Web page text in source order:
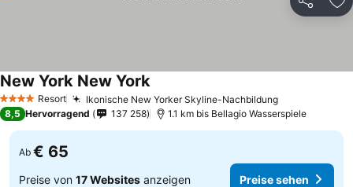
Teilen
4 Sterne Resort Ikonische New Yorker Skyline-Nachbildung
New York New York
8,5 Hervorragend 137 258 1.1 km bis Bellagio Wasserspiele
Ab € 65
Preise von 17 Websites anzeigen Preise sehen